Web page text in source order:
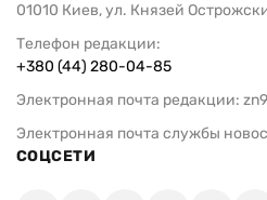
01010 Киев, ул. Князей
Телефон редакции:
+380 (44) 280-04-85
Электронная почта редакции:
Электронная почта службы
СОЦСЕТИ